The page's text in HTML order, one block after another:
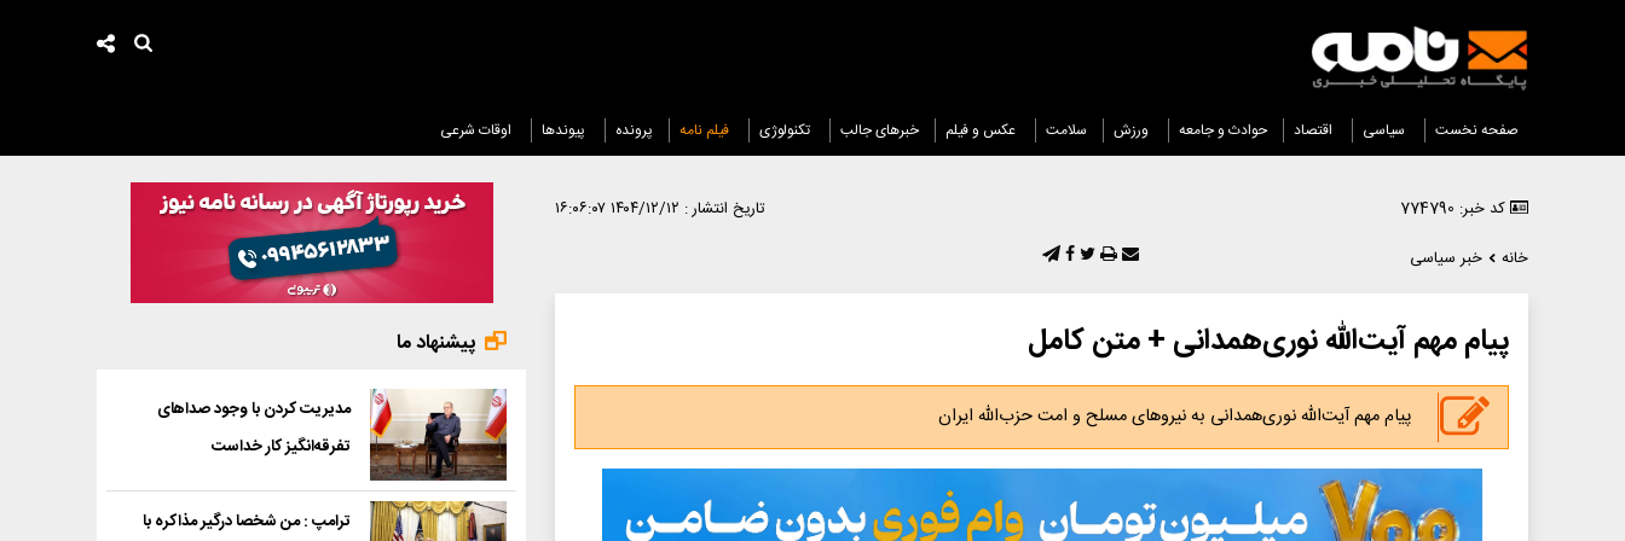
صفحه نخست سیاسی اقتصاد حوادث و جامعه ورزش سلامت عکس و فیلم خبرهای جالب تکنولوژی فیلم نامه پرونده پیوندها اوقات شرعی
کد خبر: 774790 تاریخ انتشار : ۱۴۰۴/۱۲/۱۲ ۱۶:۰۶:۰۷
خانه
خبر سیاسی
پیام مهم آیت‌الله نوری‌همدانی + متن کامل
پیام مهم آیت‌الله نوری‌همدانی به نیروهای مسلح و امت حزب‌الله ایران
پیشنهاد ما
مدیریت کردن با وجود صداهای
تفرقه‌انگیز کار خداست
ترامپ : من شخصا درگیر مذاکره با